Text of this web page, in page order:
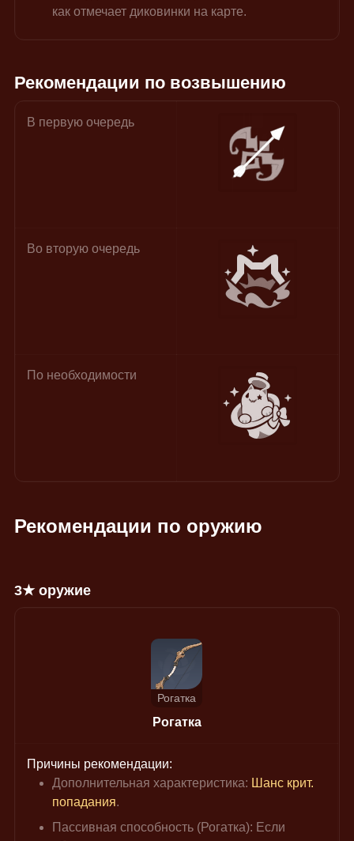
как отмечает диковинки на карте.
Рекомендации по возвышению
В первую очередь
Во вторую очередь
По необходимости
Рекомендации по оружию
3★ оружие
Рогатка
Рогатка
Причины рекомендации:
Дополнительная характеристика: Шанс крит.
попадания.
Пассивная способность (Рогатка): Если